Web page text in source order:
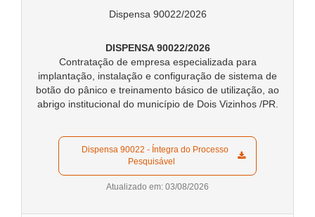
Dispensa 90022/2026
DISPENSA 90022/2026
Contratação de empresa especializada para
implantação, instalação e configuração de sistema de
botão do pânico e treinamento básico de utilização, ao
abrigo institucional do município de Dois Vizinhos /PR.
Pesquisável
Atualizado em: 03/08/2026